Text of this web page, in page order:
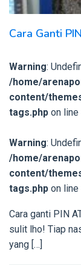
Cara Ganti
Warning:
/home/
content/
tags.php on line
Warning:
/home/
content/
tags.php on line
Cara ganti PIN
sulit lho! Tiap
yang […]